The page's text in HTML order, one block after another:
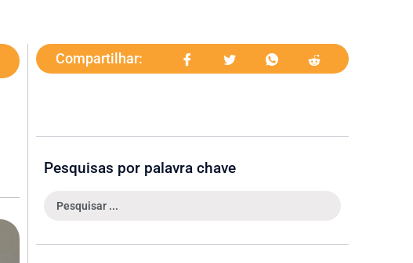
Compartilhar:
Pesquisas por palavra chave